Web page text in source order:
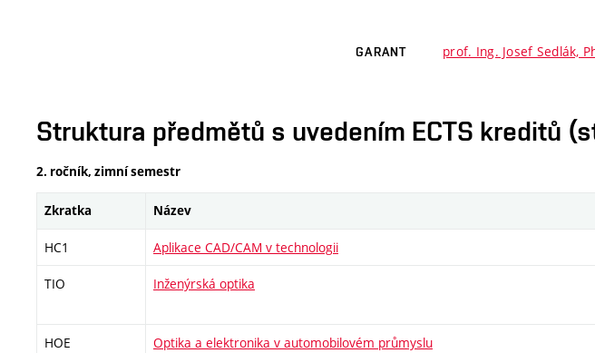
GARANT prof. Ing. Josef Sedlák,
Struktura předmětů s uvedením ECTS kreditů
2. ročník, zimní semestr
Zkratka Název
HC1 Aplikace CAD/CAM v technologii
TIO Inženýrská optika
HOE Optika a elektronika v automobilovém průmyslu